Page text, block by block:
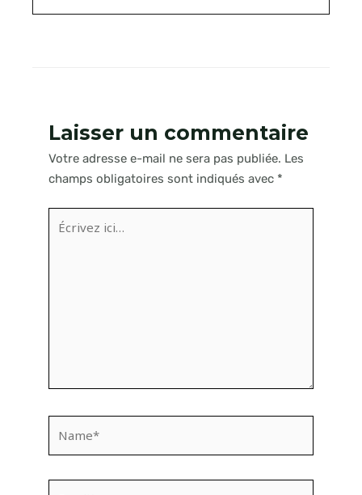
Laisser un commentaire
Votre adresse e-mail ne sera pas publiée. Les
champs obligatoires sont indiqués avec *
ici…